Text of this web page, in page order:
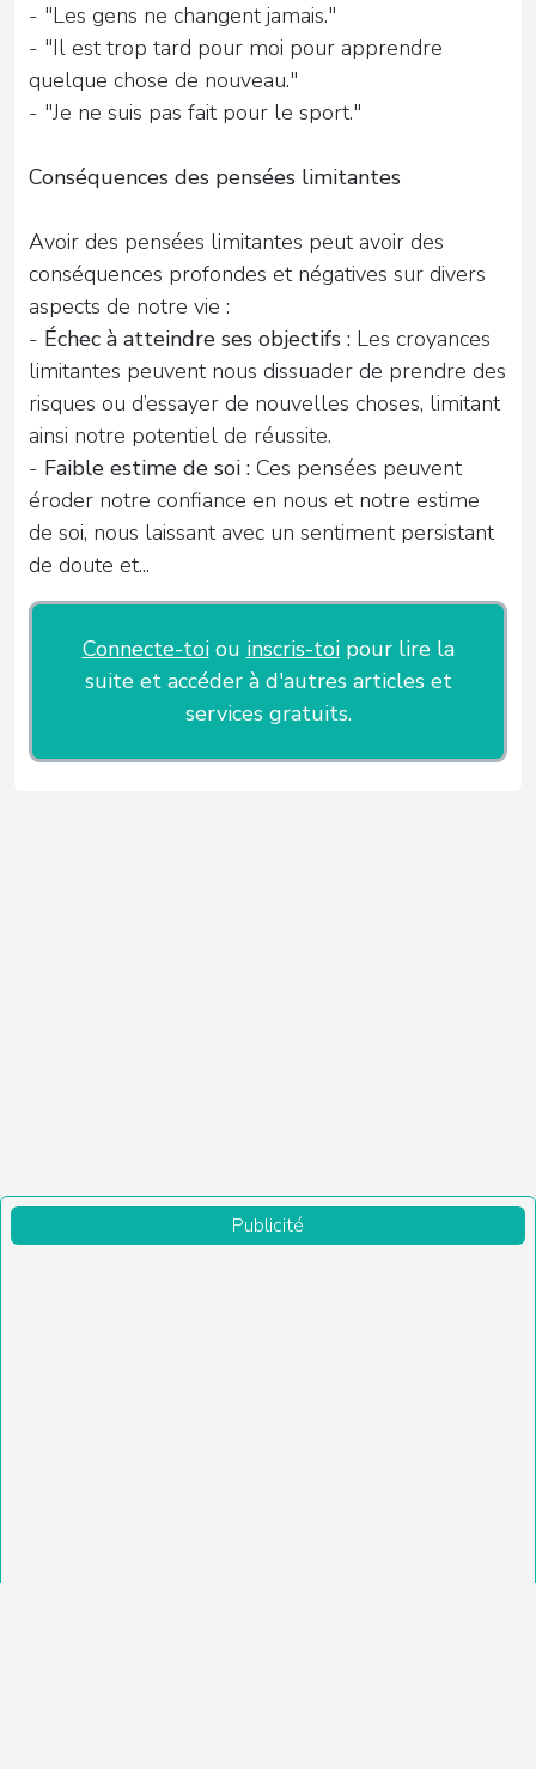
- "Les gens ne changent jamais."
- "Il est trop tard pour moi pour apprendre
quelque chose de nouveau."
- "Je ne suis pas fait pour le sport."
Conséquences des pensées limitantes
Avoir des pensées limitantes peut avoir des
conséquences profondes et négatives sur divers
aspects de notre vie :
- Échec à atteindre ses objectifs : Les croyances
limitantes peuvent nous dissuader de prendre des
risques ou d’essayer de nouvelles choses, limitant
ainsi notre potentiel de réussite.
- Faible estime de soi : Ces pensées peuvent
éroder notre confiance en nous et notre estime
de soi, nous laissant avec un sentiment persistant
de doute et...
Connecte-toiou inscris-toipour lire la
suite et accéder à d'autres articles et
services gratuits.
Publicité